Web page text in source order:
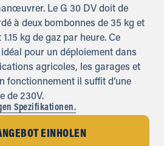
Le G 30 DV doit de
à deux bombonnes de 35 kg et
kg de gaz par heure. Ce
pour un déploiement dans
agricoles, les garages et
fonctionnement il suffit d’une
de 230V.
Spezifikationen.
EINHOLEN